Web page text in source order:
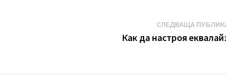
СЛЕДВАЩА
Как да настроя